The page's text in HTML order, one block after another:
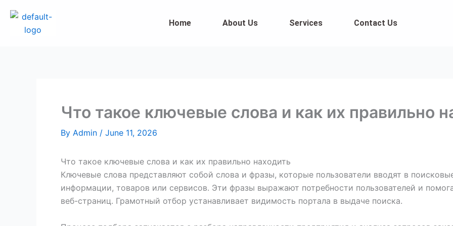
content
Home About Us Services Contact Us
Что такое ключевые слова и как их правильно
By Admin / June 11, 2026
Что такое ключевые слова и как их правильно находить
Ключевые слова представляют собой слова и фразы, которые пользователи вводят в
информации, товаров или сервисов. Эти фразы выражают потребности пользователей и
веб-страниц. Грамотный отбор устанавливает видимость портала в выдаче поиска.